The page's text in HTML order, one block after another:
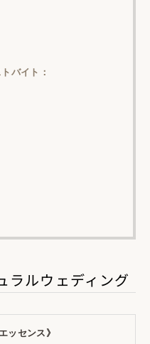
バイト：
ラルウェディング
ッセンス》